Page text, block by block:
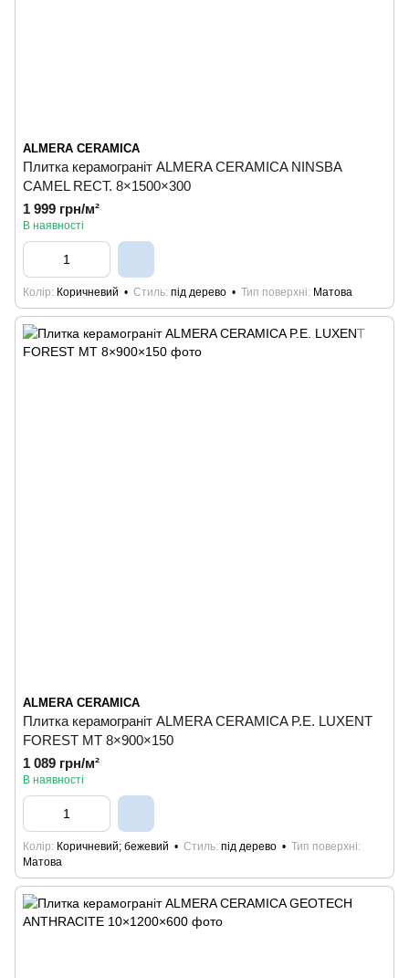
ALMERA CERAMICA
Плитка керамограніт ALMERA CERAMICA NINSBA
CAMEL RECT. 8×1500×300
1 999 грн/м²
В наявності
Колір Коричневий Стиль під дерево Тип поверхні Матова
ALMERA CERAMICA
Плитка керамограніт ALMERA CERAMICA P.E. LUXENT
FOREST MT 8×900×150
1 089 грн/м²
В наявності
Колір Коричневий; бежевий Стиль під дерево
Тип поверхні
Матова